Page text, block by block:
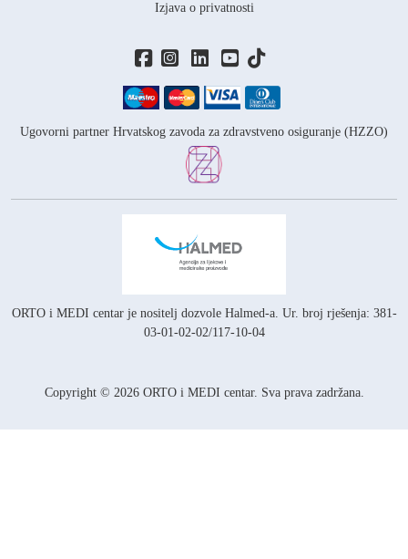
Copyright © 2026 ORTO i MEDI centar. Sva prava zadržana.
Ugovorni partner Hrvatskog zavoda za zdravstveno osiguranje (HZZO)
ORTO i MEDI centar je nositelj dozvole Halmed-a. Ur. broj rješenja: 381-
03-01-02-02/117-10-04
Izjava o privatnosti